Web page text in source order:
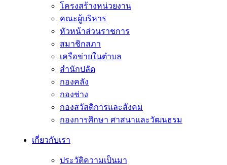
โครงสร้างหน่วยงาน
คณะผู้บริหาร
หัวหน้าส่วนราชการ
สมาชิกสภา
เครือข่ายในตำบล
สำนักปลัด
กองคลัง
กองช่าง
กองสวัสดิการและสังคม
กองการศึกษา ศาสนาและวัฒนธรม
เกี่ยวกับเรา
ประวัติความเป็นมา